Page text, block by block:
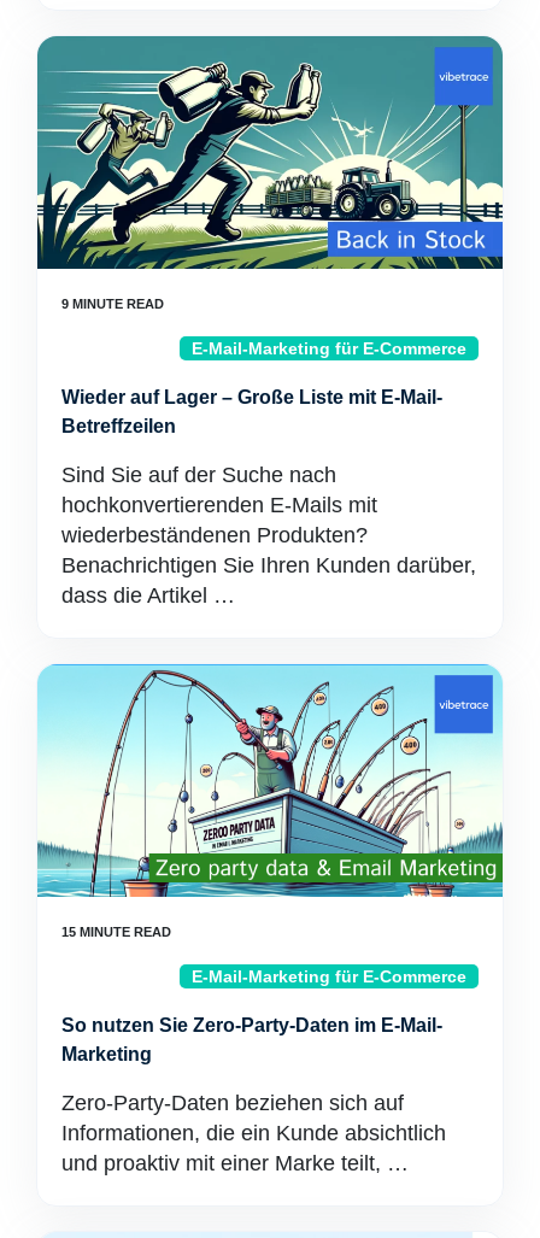
E-Mail-Marketing für E-Commerce
Wieder auf Lager – Große Liste mit E-Mail-
Betreffzeilen
Sind Sie auf der Suche nach
hochkonvertierenden E-Mails mit
wiederbeständenen Produkten?
Benachrichtigen Sie Ihren Kunden darüber,
dass die Artikel …
E-Mail-Marketing für E-Commerce
So nutzen Sie Zero-Party-Daten im E-Mail-
Marketing
Zero-Party-Daten beziehen sich auf
Informationen, die ein Kunde absichtlich
und proaktiv mit einer Marke teilt, …